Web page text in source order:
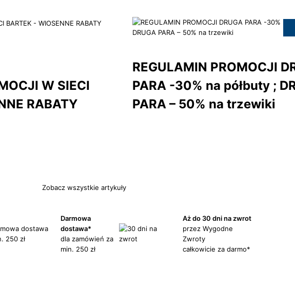
W SIECI
RABATY
REGULAMIN PROMOCJI
PARA -30% na półbuty ;
PARA – 50% na trzewiki
Zobacz wszystkie artykuły
Darmowa
dostawa*
dla zamówień za
min. 250 zł
Aż do 30 dni na zwrot
przez Wygodne
Zwroty
całkowicie za darmo*